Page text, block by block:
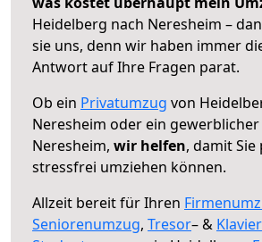
Heidelberg nach Neresheim –
sie uns, denn wir haben immer
Antwort auf Ihre Fragen parat.
Ob ein Privatumzug von
Neresheim oder ein
Neresheim, wir helfen, damit
stressfrei umziehen können.
Allzeit bereit für Ihren
Seniorenumzug, Tresor– &